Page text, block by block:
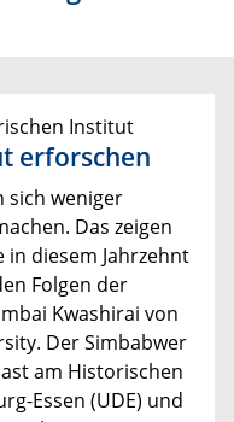
Institut
erforschen
sich weniger
Das zeigen
in diesem Jahrzehnt
Folgen der
Kwashirai von
Der Simbabwer
am Historischen
Essen (UDE) und